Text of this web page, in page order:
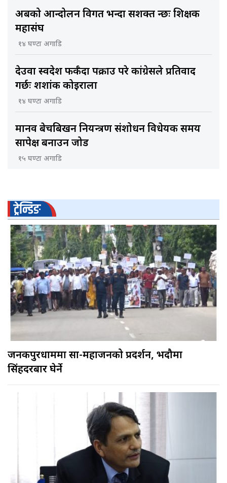
अबको आन्दोलन विगत भन्दा सशक्त हुन्छः शिक्षक
महासंघ
१४ घण्टा अगाडि
देउवा स्वदेश फर्कँदा पक्राउ परे कांग्रेसले प्रतिवाद
गर्छः शशांक कोइराला
१४ घण्टा अगाडि
मानव बेचबिखन नियन्त्रण संशोधन विधेयक समय
सापेक्ष बनाउन जोड
१५ घण्टा अगाडि
ट्रेन्डिङ
जनकपुरधाममा साहु-महाजनको प्रदर्शन, भदौमा
सिंहदरबार घेर्ने